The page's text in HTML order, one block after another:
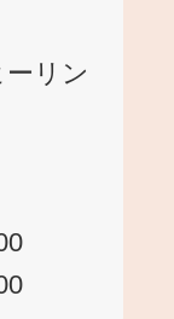
リン